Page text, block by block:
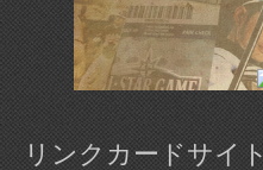
リンクカードサイト